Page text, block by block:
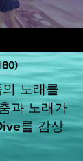
노래를
과 노래가
를 감상